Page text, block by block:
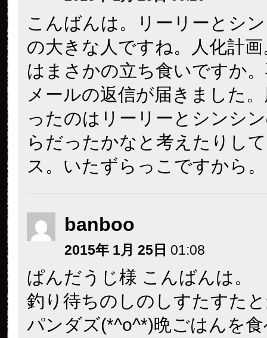
こんばんは。リーリーとシ
の大きな人ですね。人化計
はまさかの立ち食いですか
メールの返信が届きました
ったのはリーリーとシンシ
らだったかなと考えたりし
ス。いたずらっこですから。
banboo
2015年 1月 25日 01:08
ぱんだうじ様 こんばんは。
釣り待ちのしのしすたすた
パンダズ(*^o^*)晩ごはんを